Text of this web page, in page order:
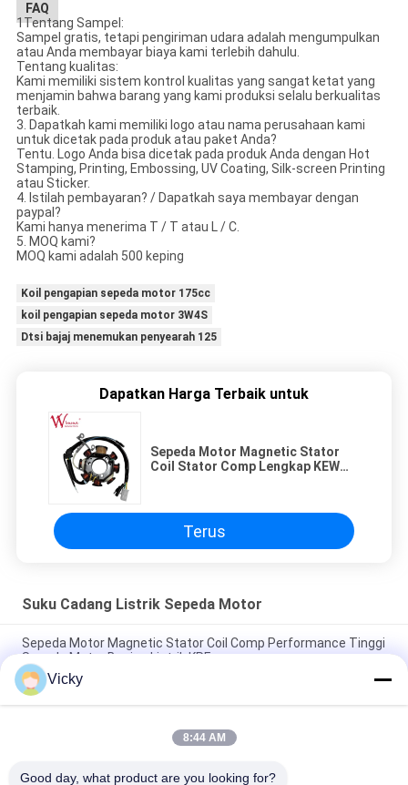
FAQ
1Tentang Sampel:
Sampel gratis, tetapi pengiriman udara adalah mengumpulkan
atau Anda membayar biaya kami terlebih dahulu.
Tentang kualitas:
Kami memiliki sistem kontrol kualitas yang sangat ketat yang
menjamin bahwa barang yang kami produksi selalu berkualitas
terbaik.
3. Dapatkah kami memiliki logo atau nama perusahaan kami
untuk dicetak pada produk atau paket Anda?
Tentu. Logo Anda bisa dicetak pada produk Anda dengan Hot
Stamping, Printing, Embossing, UV Coating, Silk-screen Printing
atau Sticker.
4. Istilah pembayaran? / Dapatkah saya membayar dengan
paypal?
Kami hanya menerima T / T atau L / C.
5. MOQ kami?
MOQ kami adalah 500 keping
Koil pengapian sepeda motor 175cc
koil pengapian sepeda motor 3W4S
Dtsi bajaj menemukan penyearah 125
Dapatkan Harga Terbaik untuk
Sepeda Motor Magnetic Stator
Coil Stator Comp Lengkap KEW
Terus
Suku Cadang Listrik Sepeda Motor
Sepeda Motor Magnetic Stator Coil Comp Performance Tinggi
Sepeda Motor Bagian Listrik KRF
Konektor Relay Sepeda Motor Listrik Kriss 100 untuk Pembeli
B2B Kinerja Baik Pria 6.3mm
Relay pemutar listrik sepeda motor untuk NOUVO Pin konektor
Vicky
8:44 AM
Good day, what product are you looking for?